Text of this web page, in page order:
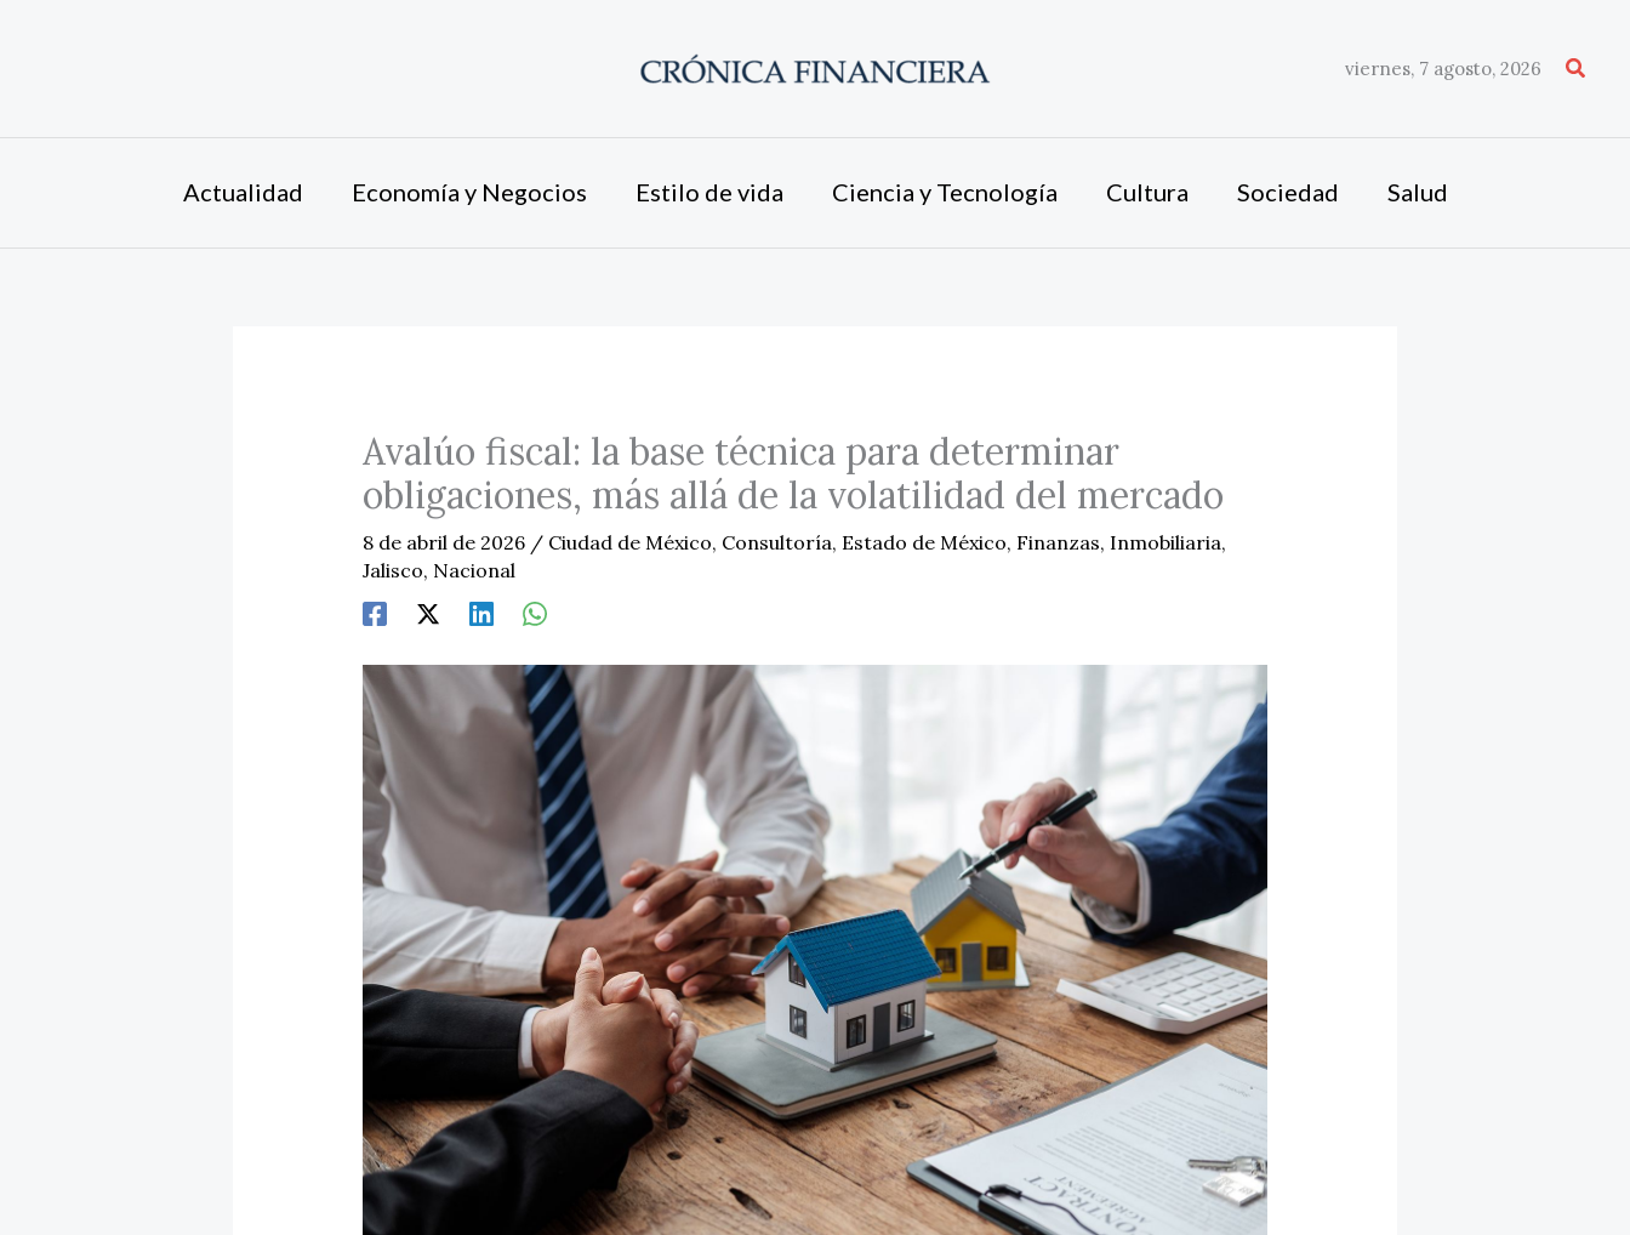
viernes, 7 agosto, 2026
Actualidad Economía y Negocios Estilo de vida Ciencia y Tecnología Cultura Sociedad Salud
Avalúo fiscal: la base técnica para determinar
obligaciones, más allá de la volatilidad del mercado
8 de abril de 2026 / Ciudad de México, Consultoría, Estado de México, Finanzas, Inmobiliaria,
Jalisco, Nacional